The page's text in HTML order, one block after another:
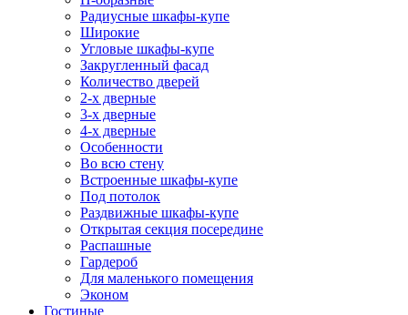
Радиусные шкафы-купе
Широкие
Угловые шкафы-купе
Закругленный фасад
Количество дверей
2-х дверные
3-х дверные
4-х дверные
Особенности
Во всю стену
Встроенные шкафы-купе
Под потолок
Раздвижные шкафы-купе
Открытая секция посередине
Распашные
Гардероб
Для маленького помещения
Эконом
Гостиные